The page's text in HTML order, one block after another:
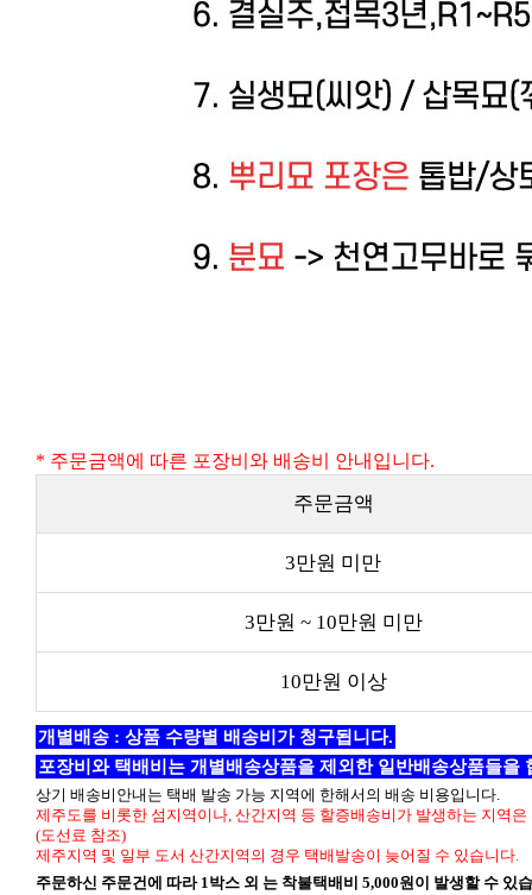
* 주문금액에 따른 포장비와 배송비 안내입니다.
주문금액
3만원 미만
3만원 ~ 10만원 미만
10만원 이상
개별배송 : 상품 수량별 배송비가 청구됩니다.
포장비와 택배비는 개별배송상품을 제외한 일반배송상품들을
상기 배송비안내는 택배 발송 가능 지역에 한해서의 배송 비용입니다.
제주도를 비롯한 섬지역이나, 산간지역 등 할증배송비가 발생하는 지역
(도선료 참조)
제주지역 및 일부 도서 산간지역의 경우 택배발송이 늦어질 수 있습니다.
주문하신 주문건에 따라 1박스 외 는 착불택배비 5,000원이 발생할 수 있